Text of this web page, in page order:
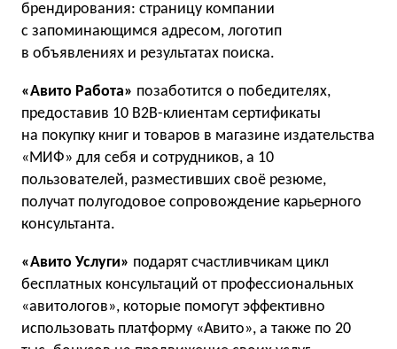
брендирования: страницу компании
с запоминающимся адресом, логотип
в объявлениях и результатах поиска.
«Авито Работа» позаботится о победителях,
предоставив 10 B2B-клиентам сертификаты
на покупку книг и товаров в магазине издательства
«МИФ» для себя и сотрудников, а 10
пользователей, разместивших своё резюме,
получат полугодовое сопровождение карьерного
консультанта.
«Авито Услуги» подарят счастливчикам цикл
бесплатных консультаций от профессиональных
«авитологов», которые помогут эффективно
использовать платформу «Авито», а также по 20